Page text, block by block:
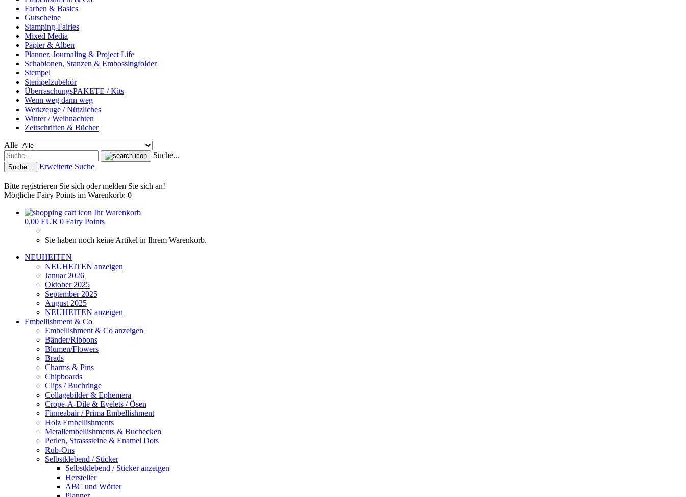
Farben & Basics
Gutscheine
Stamping-Fairies
Mixed Media
Papier & Alben
Planner, Journaling & Project Life
Schablonen, Stanzen & Embossingfolder
Stempel
Stempelzubehör
ÜberraschungsPAKETE / Kits
Wenn weg dann weg
Werkzeuge / Nützliches
Winter / Weihnachten
Zeitschriften & Bücher
Alle
Suche...
Suche... Erweiterte Suche
Bitte registrieren Sie sich oder melden Sie sich an!
Mögliche Fairy Points im Warenkorb: 0
Ihr Warenkorb
0,00 EUR 0 Fairy Points
Sie haben noch keine Artikel in Ihrem Warenkorb.
NEUHEITEN
NEUHEITEN anzeigen
Januar 2026
Oktober 2025
September 2025
August 2025
NEUHEITEN anzeigen
Embellishment & Co
Embellishment & Co anzeigen
Bänder/Ribbons
Blumen/Flowers
Brads
Charms & Pins
Chipboards
Clips / Buchringe
Collagebilder & Ephemera
Crope-A-Dile & Eyelets / Ösen
Finneabair / Prima Embellishment
Holz Embellishments
Metallembellishments & Buchecken
Perlen, Strasssteine & Enamel Dots
Rub-Ons
Selbstklebend / Sticker
Selbstklebend / Sticker anzeigen
Hersteller
ABC und Wörter